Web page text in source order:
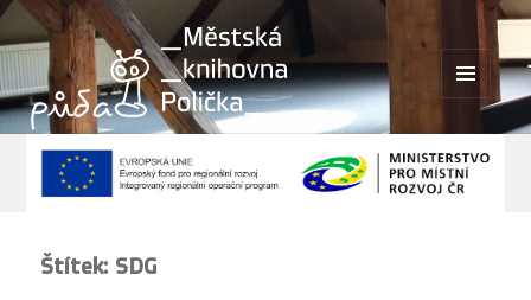
MENU
WIDGETY
Štítek: SDG